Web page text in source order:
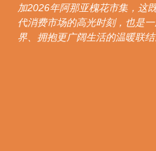
加2026年阿那亚槐花市集，这
代消费市场的高光时刻，也是
界、拥抱更广阔生活的温暖联结